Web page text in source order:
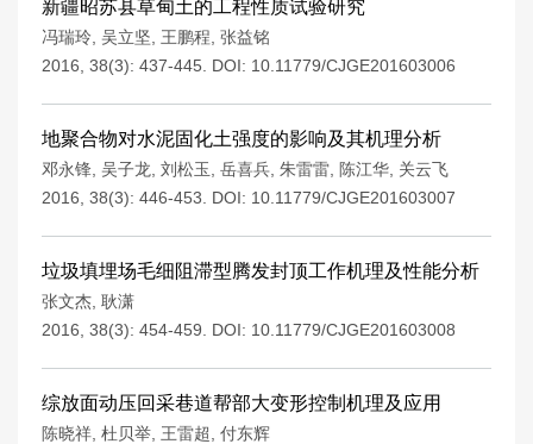
新疆昭苏县草甸土的工程性质试验研究
冯瑞玲 吴立坚 王鹏程 张益铭
2016, 38(3): 437-445.
DOI: 10.11779/CJGE201603006
地聚合物对水泥固化土强度的影响及其机理分析
邓永锋 吴子龙 刘松玉 岳喜兵 朱雷雷 陈江华 关云飞
2016, 38(3): 446-453.
DOI: 10.11779/CJGE201603007
垃圾填埋场毛细阻滞型腾发封顶工作机理及性能分析
张文杰 耿潇
2016, 38(3): 454-459.
DOI: 10.11779/CJGE201603008
综放面动压回采巷道帮部大变形控制机理及应用
陈晓祥 杜贝举 王雷超
付东辉